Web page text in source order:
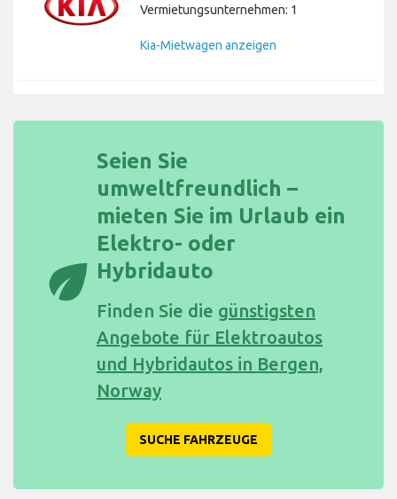
Vermietungsunternehmen: 1
Kia-Mietwagen anzeigen
eco
Seien Sie
umweltfreundlich –
mieten Sie im Urlaub ein
Elektro- oder
Hybridauto
Finden Sie die günstigsten
Angebote für Elektroautos
und Hybridautos in Bergen,
Norway
SUCHE FAHRZEUGE